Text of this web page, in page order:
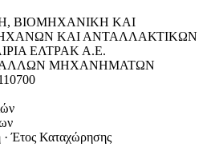
ΒΙΟΜΗΧΑΝΙΚΗ ΚΑΙ
ΚΑΙ ΑΝΤΑΛΛΑΚΤΙΚΩΝ
ΕΛΤΡΑΚ Α.Ε.
ΑΛΛΩΝ ΜΗΧΑΝΗΜΑΤΩΝ
Έτος Καταχώρησης